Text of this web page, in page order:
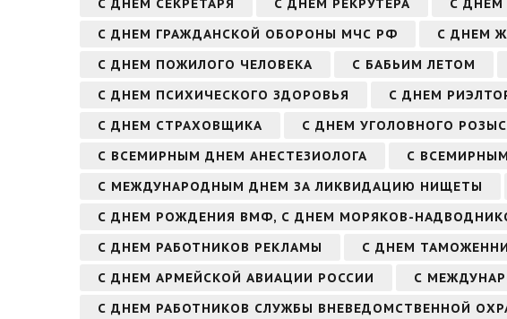
С ДНЕМ СЕКРЕТАРЯ
С ДНЕМ РЕКРУТЕРА С ДНЕМ
С ДНЕМ ГРАЖДАНСКОЙ ОБОРОНЫ МЧС РФ
С ДНЕМ
С ДНЕМ ПОЖИЛОГО ЧЕЛОВЕКА
С БАБЬИМ ЛЕТОМ
С ДНЕМ ПСИХИЧЕСКОГО ЗДОРОВЬЯ
С ДНЕМ
С ДНЕМ СТРАХОВЩИКА
С ДНЕМ УГОЛОВНОГО
С ВСЕМИРНЫМ ДНЕМ АНЕСТЕЗИОЛОГА
С
С МЕЖДУНАРОДНЫМ ДНЕМ ЗА ЛИКВИДАЦИЮ НИЩЕТЫ
С ДНЕМ РОЖДЕНИЯ ВМФ, С ДНЕМ МОРЯКОВ-
С ДНЕМ РАБОТНИКОВ РЕКЛАМЫ
С ДНЕМ
С ДНЕМ АРМЕЙСКОЙ АВИАЦИИ РОССИИ
С
С ДНЕМ РАБОТНИКОВ СЛУЖБЫ ВНЕВЕДОМСТВЕННОЙ